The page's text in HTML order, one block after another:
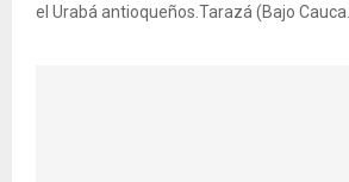
el Urabá antioqueños.Tarazá (Bajo Cauca...